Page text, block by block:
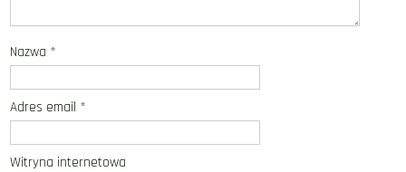
Nazwa *
Adres email *
Witryna internetowa